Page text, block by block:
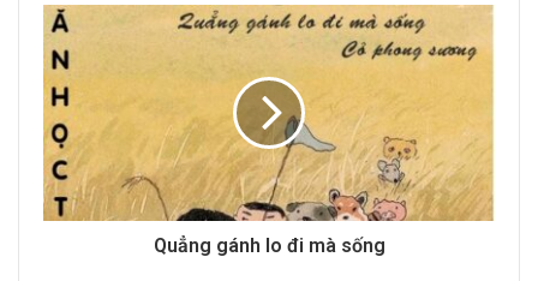
s
s
Quẳng gánh lo đi mà sống